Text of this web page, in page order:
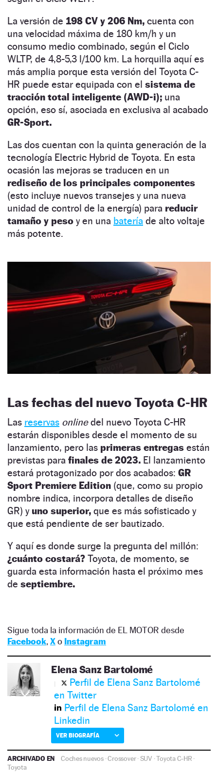
La versión de 198 CV y 206 Nm, cuenta con
una velocidad máxima de 180 km/h y un
consumo medio combinado, según el Ciclo
WLTP, de 4,8-5,3 l/100 km. La horquilla aquí es
más amplia porque esta versión del Toyota C-
HR puede estar equipada con el sistema de
tracción total inteligente (AWD-i); una
opción, eso sí, asociada en exclusiva al acabado
GR-Sport.
Las dos cuentan con la quinta generación de la
tecnología Electric Hybrid de Toyota. En esta
ocasión las mejoras se traducen en un
rediseño de los principales componentes
(esto incluye nuevos transejes y una nueva
unidad de control de la energía) para reducir
tamaño y peso y en una batería de alto voltaje
más potente.
Las fechas del nuevo Toyota C-HR
Las reservas onlinedel nuevo Toyota C-HR
estarán disponibles desde el momento de su
lanzamiento, pero las primeras entregas están
previstas para finales de 2023. El lanzamiento
estará protagonizado por dos acabados: GR
Sport Premiere Edition (que, como su propio
nombre indica, incorpora detalles de diseño
GR) y uno superior, que es más sofisticado y
que está pendiente de ser bautizado.
Y aquí es donde surge la pregunta del millón:
¿cuánto costará? Toyota, de momento, se
guarda esta información hasta el próximo mes
de septiembre.
Sigue toda la información de EL MOTOR desde
Facebook, Xo Instagram
Elena Sanz Bartolomé
Perfil de Elena Sanz Bartolomé
en Twitter
Perfil de Elena Sanz Bartolomé en
Linkedin
VER BIOGRAFÍA
ARCHIVADO EN Coches nuevos ·Crossover·SUV ·Toyota C-HR ·
Toyota